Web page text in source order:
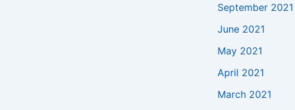
September 2021
June 2021
May 2021
April 2021
March 2021